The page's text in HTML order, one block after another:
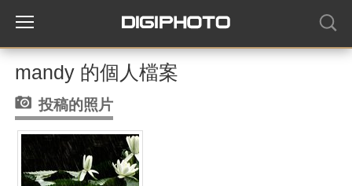
mandy 的個人檔案
投稿的照片